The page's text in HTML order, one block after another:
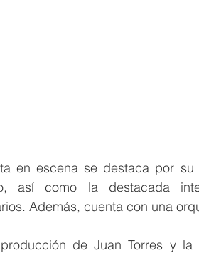
en escena se destaca por
así como la destacada
Además, cuenta con una
de Juan Torres y